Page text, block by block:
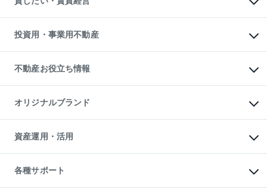
購入ガイド
English 繁体中文簡体中文
不動産売却の流れ
不動産買換えの流れ
売却ガイド
借りるときの流れ
借りるガイド
マンション賃料データ
賃貸管理プラン
リロケーションについて
貸すガイド
投資用・事業用不動産
事業用不動産
マンション投資
投資用マンション
アパート経営
収益物件
ビル購入（ビル一棟）
投資用不動産の売却査定
事業用不動産の売却査定
不動産お役立ち情報
マンションライブラリー
人気マンションランキング
暮らしに役立つ不動産メディア
不動産相場・不動産価格情報
不動産コラム・ニュース
不動産用語集
不動産なんでもネット相談室
住まいの税金
オリジナルブランド
一棟リノベーションマンション
L`GENTE（ルジェンテ）
区分リノベーションマンション
投資用一棟レジデンスWELL
資産運用・活用
不動産M&A
アセットマネジメント・出資
各種サポート